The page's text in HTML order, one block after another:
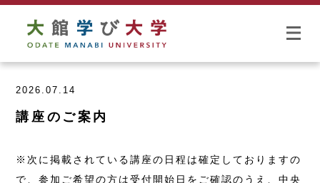
2026.07.14
講座のご案内
※次に掲載されている講座の日程は確定しておりますの
で、参加ご希望の方は受付開始日をご確認のうえ、中央